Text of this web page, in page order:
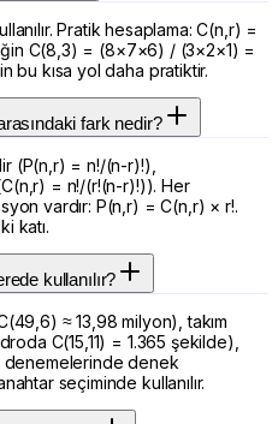
Pratik hesaplama: C(n,r) =
C(8,3) = (8×7×6) / (3×2×1) =
bu kısa yol daha pratiktir.
fark nedir?
(P(n,r) = n!/(n-r)!),
= n!/(r!(n-r)!)). Her
vardır: P(n,r) = C(n,r) × r!.
katı.
kullanılır?
≈ 13,98 milyon), takım
C(15,11) = 1.365 şekilde),
denemelerinde denek
seçiminde kullanılır.